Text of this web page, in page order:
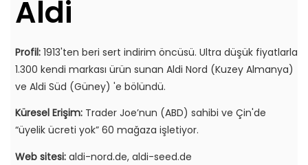
Aldi
Profil: 1913'ten beri sert indirim öncüsü. Ultra düşük fiyatlarla
1.300 kendi markası ürün sunan Aldi Nord (Kuzey Almanya)
ve Aldi Süd (Güney) 'e bölündü.
Küresel Erişim: Trader Joe’nun (ABD) sahibi ve Çin'de
“üyelik ücreti yok” 60 mağaza işletiyor.
Web sitesi: aldi-nord.de, aldi-seed.de